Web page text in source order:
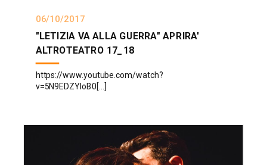
06/10/2017
"LETIZIA VA ALLA GUERRA" APRIRA'
ALTROTEATRO 17_18
https://www.youtube.com/watch?
v=5N9EDZYloB0[...]